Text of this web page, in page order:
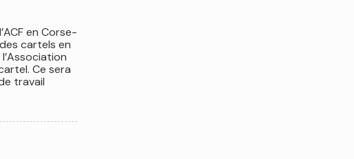
en Corse-
cartels en
Ce sera
travail